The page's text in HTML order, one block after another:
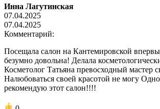
Инна Лагутинская
07.04.2025
07.04.2025
Комментарий:
Посещала салон на Кантемировской
безумно довольна! Делала
Косметолог Татьяна превосходный мастер
Налюбоваться своей красотой не могу
рекомендую этот салон!!!!